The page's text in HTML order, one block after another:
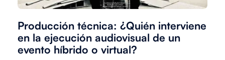
Producción técnica: ¿Quién interviene
en la ejecución audiovisual de un
evento híbrido o virtual?